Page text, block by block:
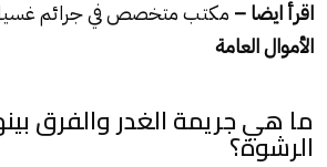
اقرأ ايضا – مكتب متخصص في جرائم غسيل
الأموال العامة
ما هي جريمة الغدر والفرق
الرشوة؟